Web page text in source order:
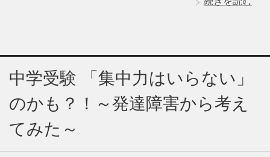
中学受験 「集中力はいらない」
のかも？！～発達障害から考え
てみた～